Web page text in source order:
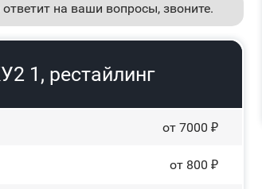
на ваши вопросы, звоните.
1, рестайлинг
от 7000 ₽
от 800 ₽